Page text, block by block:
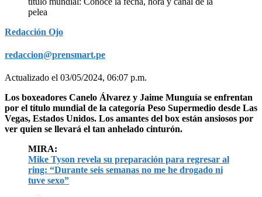
pelea
Redacción Ojo
redaccion@prensmart.pe
Actualizado el 03/05/2024, 06:07 p.m.
Los boxeadores Canelo Álvarez y Jaime Munguía se enfrentan
por el título mundial de la categoría Peso Supermedio desde Las
Vegas, Estados Unidos. Los amantes del box están ansiosos por
ver quien se llevará el tan anhelado cinturón.
MIRA:
Mike Tyson revela su preparación para regresar al
ring: “Durante seis semanas no me he drogado ni
tuve sexo”